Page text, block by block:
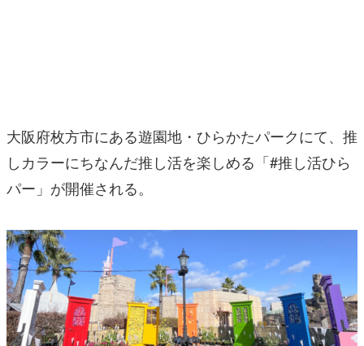
アプリレビュー
その他
運営：株式会社マレ
大阪府枚方市にある遊園地・ひらかたパークにて、推
しカラーにちなんだ推し活を楽しめる「#推し活ひら
パー」が開催される。